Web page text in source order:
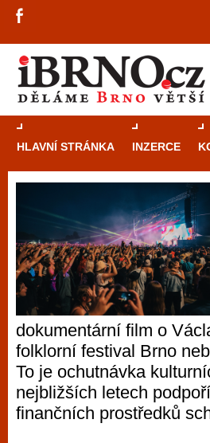
HLAVNÍ STRÁNKA INZERCE
dokumentární film o
folklorní festival Brno
To je ochutnávka
nejbližších letech
finančních prostředků
Mimo jiné je ale také
vyzkoušet různé
metropoli naleznete
po moderní automaty